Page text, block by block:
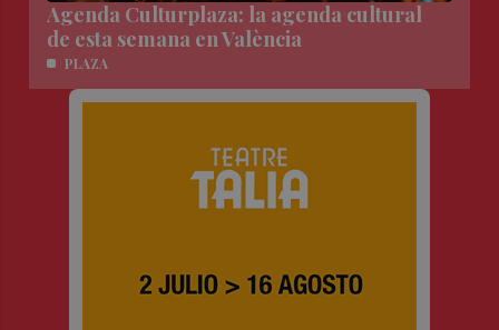
Agenda Culturplaza: la agenda cultural
de esta semana en València
PLAZA